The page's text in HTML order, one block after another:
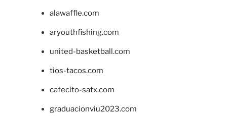
alawaffle.com
aryouthfishing.com
united-basketball.com
tios-tacos.com
cafecito-satx.com
graduacionviu2023.com